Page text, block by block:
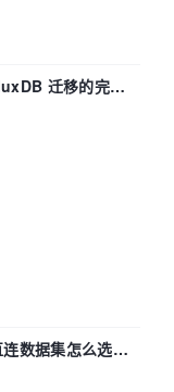
迁移的完整
数据集怎么选，